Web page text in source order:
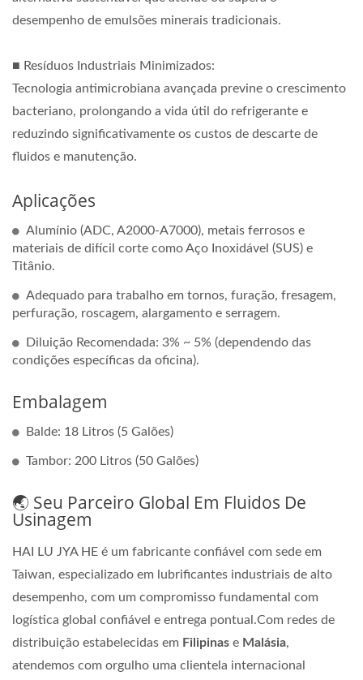
desempenho de emulsões minerais tradicionais.
■ Resíduos Industriais Minimizados:
Tecnologia antimicrobiana avançada previne o crescimento
bacteriano, prolongando a vida útil do refrigerante e
reduzindo significativamente os custos de descarte de
fluidos e manutenção.
Aplicações
Alumínio (ADC, A2000-A7000), metais ferrosos e
materiais de difícil corte como Aço Inoxidável (SUS) e
Titânio.
Adequado para trabalho em tornos, furação, fresagem,
perfuração, roscagem, alargamento e serragem.
Diluição Recomendada: 3% ~ 5% (dependendo das
condições específicas da oficina).
Embalagem
Balde: 18 Litros (5 Galões)
Tambor: 200 Litros (50 Galões)
🌏 Seu Parceiro Global Em Fluidos De
Usinagem
HAI LU JYA HE é um fabricante confiável com sede em
Taiwan, especializado em lubrificantes industriais de alto
desempenho, com um compromisso fundamental com
logística global confiável e entrega pontual.Com redes de
distribuição estabelecidas em Filipinas e Malásia,
atendemos com orgulho uma clientela internacional